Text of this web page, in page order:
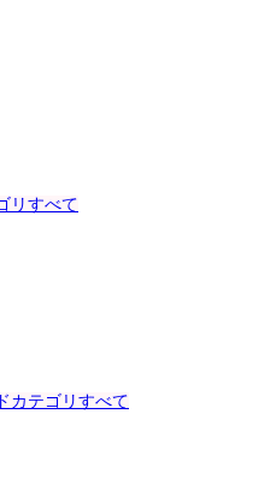
リすべて
カテゴリすべて